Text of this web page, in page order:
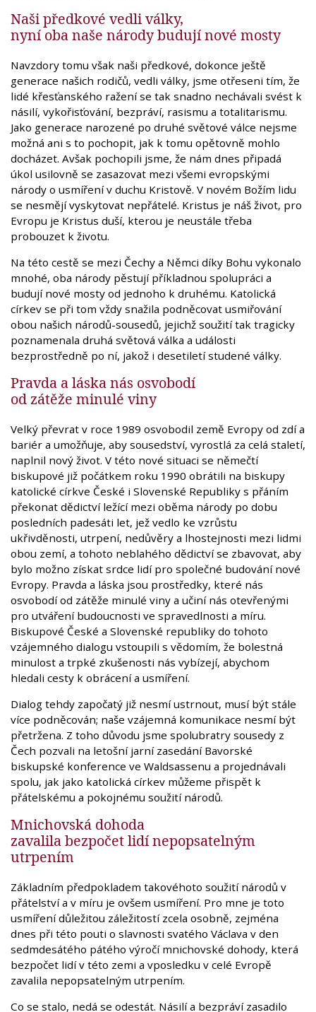
Naši předkové vedli války,
nyní oba naše národy budují nové mosty
Navzdory tomu však naši předkové, dokonce ještě
generace našich rodičů, vedli války, jsme otřeseni tím, že
lidé křesťanského ražení se tak snadno nechávali svést k
násilí, vykořisťování, bezpráví, rasismu a totalitarismu.
Jako generace narozené po druhé světové válce nejsme
možná ani s to pochopit, jak k tomu opětovně mohlo
docházet. Avšak pochopili jsme, že nám dnes připadá
úkol usilovně se zasazovat mezi všemi evropskými
národy o usmíření v duchu Kristově. V novém Božím lidu
se nesmějí vyskytovat nepřátelé. Kristus je náš život, pro
Evropu je Kristus duší, kterou je neustále třeba
probouzet k životu.
Na této cestě se mezi Čechy a Němci díky Bohu vykonalo
mnohé, oba národy pěstují příkladnou spolupráci a
budují nové mosty od jednoho k druhému. Katolická
církev se při tom vždy snažila podněcovat usmiřování
obou našich národů-sousedů, jejichž soužití tak tragicky
poznamenala druhá světová válka a události
bezprostředně po ní, jakož i desetiletí studené války.
Pravda a láska nás osvobodí
od zátěže minulé viny
Velký převrat v roce 1989 osvobodil země Evropy od zdí a
bariér a umožňuje, aby sousedství, vyrostlá za celá staletí,
naplnil nový život. V této nové situaci se němečtí
biskupové již počátkem roku 1990 obrátili na biskupy
katolické církve České i Slovenské Republiky s přáním
překonat dědictví ležící mezi oběma národy po dobu
posledních padesáti let, jež vedlo ke vzrůstu
ukřivděnosti, utrpení, nedůvěry a lhostejnosti mezi lidmi
obou zemí, a tohoto neblahého dědictví se zbavovat, aby
bylo možno získat srdce lidí pro společné budování nové
Evropy. Pravda a láska jsou prostředky, které nás
osvobodí od zátěže minulé viny a učiní nás otevřenými
pro utváření budoucnosti ve spravedlnosti a míru.
Biskupové České a Slovenské republiky do tohoto
vzájemného dialogu vstoupili s vědomím, že bolestná
minulost a trpké zkušenosti nás vybízejí, abychom
hledali cesty k obrácení a usmíření.
Dialog tehdy započatý již nesmí ustrnout, musí být stále
více podněcován; naše vzájemná komunikace nesmí být
přetržena. Z toho důvodu jsme spolubratry sousedy z
Čech pozvali na letošní jarní zasedání Bavorské
biskupské konference ve Waldsassenu a projednávali
spolu, jak jako katolická církev můžeme přispět k
přátelskému a pokojnému soužití národů.
Mnichovská dohoda
zavalila bezpočet lidí nepopsatelným
utrpením
Základním předpokladem takovéhoto soužití národů v
přátelství a v míru je ovšem usmíření. Pro mne je toto
usmíření důležitou záležitostí zcela osobně, zejména
dnes při této pouti o slavnosti svatého Václava v den
sedmdesátého pátého výročí mnichovské dohody, která
bezpočet lidí v této zemi a vposledku v celé Evropě
zavalila nepopsatelným utrpením.
Co se stalo, nedá se odestát. Násilí a bezpráví zasadilo